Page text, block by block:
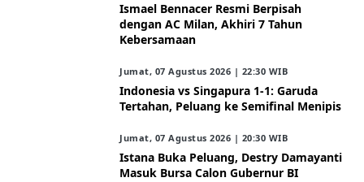
Ismael Bennacer Resmi Berpisah
dengan AC Milan, Akhiri 7 Tahun
Kebersamaan
Jumat, 07 Agustus 2026 | 22:30 WIB
Indonesia vs Singapura 1-1: Garuda
Tertahan, Peluang ke Semifinal Menipis
Jumat, 07 Agustus 2026 | 20:30 WIB
Istana Buka Peluang, Destry Damayanti
Masuk Bursa Calon Gubernur BI